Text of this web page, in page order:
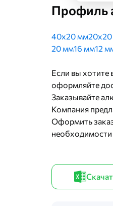
Профиль
40х20 мм
20 мм16 мм12
Если вы хотите
оформляйте
Заказывайте
Компания
Оформить